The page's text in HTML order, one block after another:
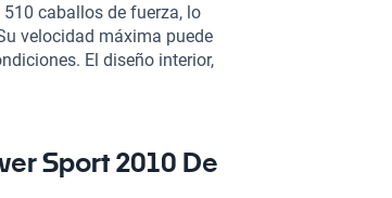
caballos de fuerza, lo
velocidad máxima puede
El diseño interior,
cinco pasajeros.
una opción conveniente
cumple con altos
Sport 2010 De